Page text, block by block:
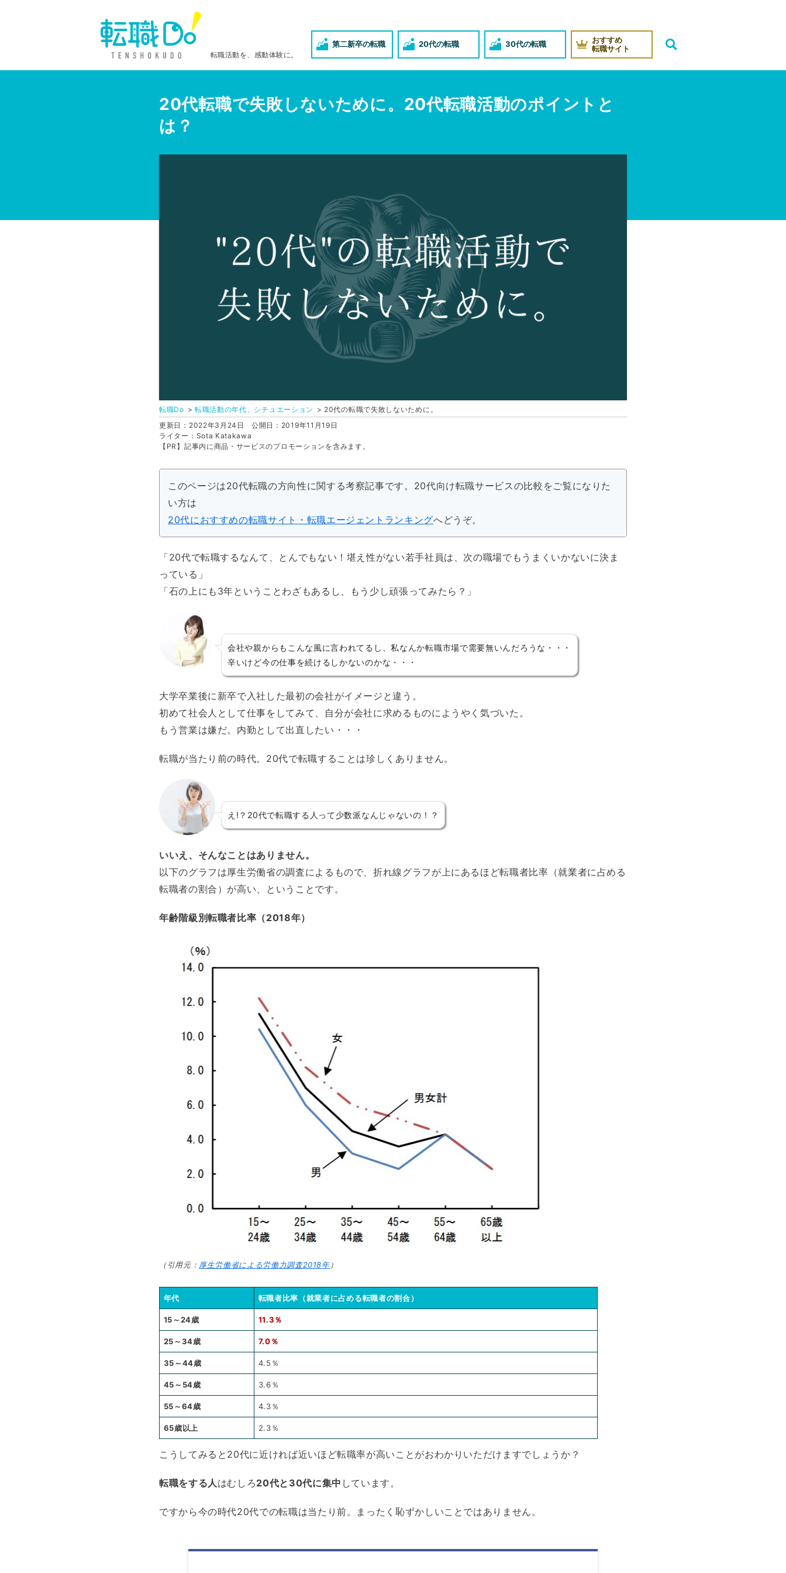
転職活動を、感動体験に。
第二新卒の転職 20代の転職 30代の転職
おすすめ
転職サイト
20代転職で失敗しないために。20代転職活動のポイントと
は？
転職Do 転職活動の年代、シチュエーション
20代の転職で失敗しないために。
更新日：2022年3月24日
公開日：2019年11月19日
ライター：Sota Katakawa
【PR】記事内に商品・サービスのプロモーションを含みます。
このページは20代転職の方向性に関する考察記事です。20代向け転職サービスの比較をご覧になりた
い方は
20代におすすめの転職サイト・転職エージェントランキングへどうぞ。
「20代で転職するなんて、とんでもない！堪え性がない若手社員は、次の職場でもうまくいかないに決ま
っている」
「石の上にも3年ということわざもあるし、もう少し頑張ってみたら？」
会社や親からもこんな風に言われてるし、私なんか転職市場で需要無いんだろうな・・・
辛いけど今の仕事を続けるしかないのかな・・・
大学卒業後に新卒で入社した最初の会社がイメージと違う。
初めて社会人として仕事をしてみて、自分が会社に求めるものにようやく気づいた。
もう営業は嫌だ。内勤として出直したい・・・
転職が当たり前の時代。20代で転職することは珍しくありません。
え!？20代で転職する人って少数派なんじゃないの！？
いいえ、そんなことはありません。
以下のグラフは厚生労働省の調査によるもので、折れ線グラフが上にあるほど転職者比率（就業者に占める
転職者の割合）が高い、ということです。
年齢階級別転職者比率（2018年）
（引用元： 厚生労働省による労働力調査2018年）
年代 転職者比率（就業者に占める転職者の割合）
15～24歳 11.3％
25～34歳 7.0％
35～44歳 4.5％
45～54歳 3.6％
55～64歳 4.3％
65歳以上 2.3％
こうしてみると20代に近ければ近いほど転職率が高いことがおわかりいただけますでしょうか？
転職をする人はむしろ20代と30代に集中 しています。
ですから今の時代20代での転職は当たり前。まったく恥ずかしいことではありません。